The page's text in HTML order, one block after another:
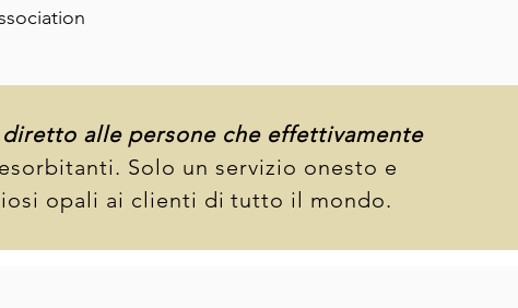
alle persone che effettivamente
Solo un servizio onesto e
opali ai clienti di tutto il mondo.